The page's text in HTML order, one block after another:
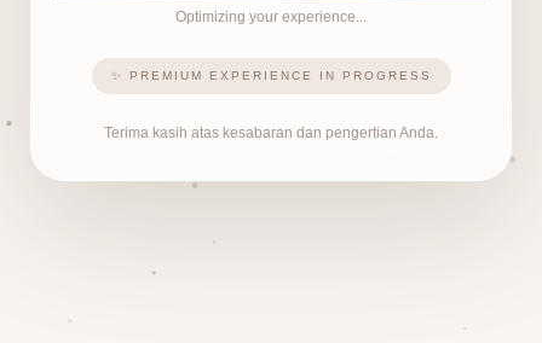
Optimizing your experience...
✨ PREMIUM EXPERIENCE IN PROGRESS
Terima kasih atas kesabaran dan pengertian Anda.